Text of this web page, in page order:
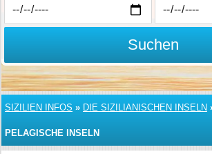
Suchen
SIZILIEN INFOS » DIE SIZILIANISCHEN INSELN
PELAGISCHE INSELN